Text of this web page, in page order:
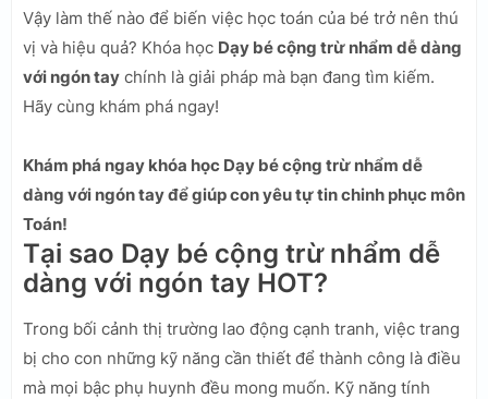
Vậy làm thế nào để biến việc học toán của bé trở nên thú
vị và hiệu quả? Khóa học Dạy bé cộng trừ nhẩm dễ dàng
với ngón tay chính là giải pháp mà bạn đang tìm kiếm.
Hãy cùng khám phá ngay!
Khám phá ngay khóa học Dạy bé cộng trừ nhẩm dễ
dàng với ngón tay để giúp con yêu tự tin chinh phục môn
Toán!
Tại sao Dạy bé cộng trừ nhẩm dễ
dàng với ngón tay HOT?
Trong bối cảnh thị trường lao động cạnh tranh, việc trang
bị cho con những kỹ năng cần thiết để thành công là điều
mà mọi bậc phụ huynh đều mong muốn. Kỹ năng tính